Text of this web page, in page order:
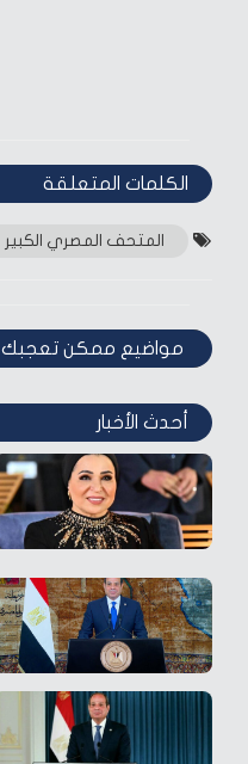
الكلمات المتعلقة‎
المتحف المصري الكبير
مواضيع ممكن تعجبك
أحدث الأخبار